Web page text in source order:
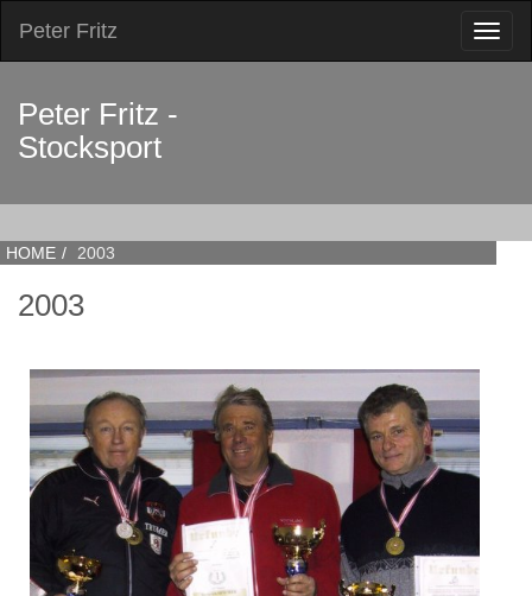
Peter Fritz
Peter Fritz -
Stocksport
HOME 2003
2003